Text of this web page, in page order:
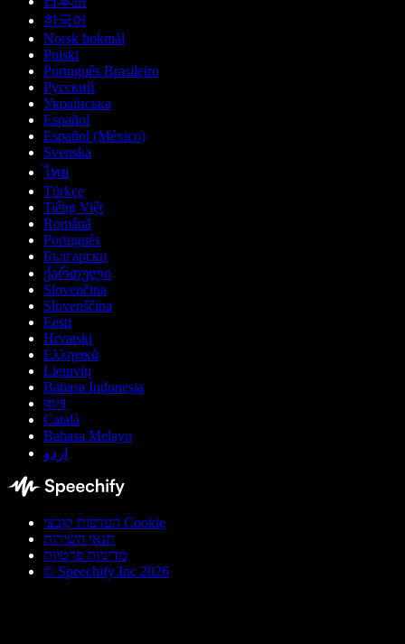
한국어
Norsk bokmål
Polski
Português Brasileiro
Русский
Українська
Español
Español (México)
Svenska
ไทย
Türkçe
Tiếng Việt
Română
Português
Български
ქართული
Slovenčina
Slovenščina
Eesti
Hrvatski
Ελληνικά
Lietuvių
Bahasa Indonesia
বাংলা
Català
Bahasa Melayu
اردو
העדפות קובצי Cookie
תנאי השירות
מדיניות פרטיות
© Speechify Inc 2026